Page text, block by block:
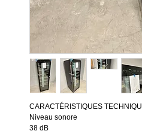
CARACTÉRISTIQUES
Niveau sonore
38 dB